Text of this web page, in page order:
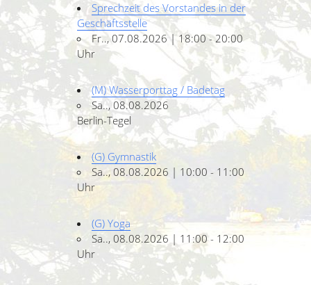
Sprechzeit des Vorstandes in der
Geschäftsstelle
Fr.., 07.08.2026 | 18:00 - 20:00
Uhr
(M) Wasserporttag / Badetag
Sa.., 08.08.2026
Berlin-Tegel
(G) Gymnastik
Sa.., 08.08.2026 | 10:00 - 11:00
Uhr
(G) Yoga
Sa.., 08.08.2026 | 11:00 - 12:00
Uhr